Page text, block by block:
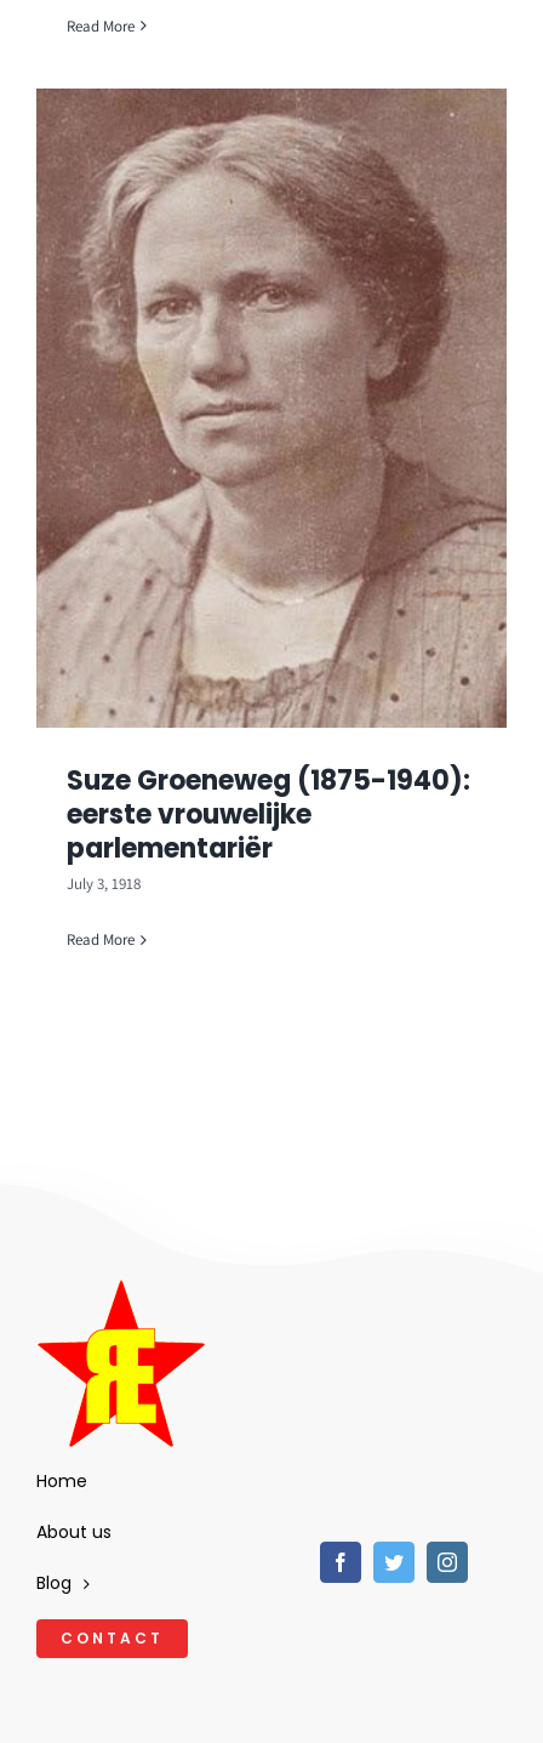
Read More
Suze Groeneweg (1875-1940):
eerste vrouwelijke
parlementariër
July 3, 1918
Read More
Home
About us
Blog
CONTACT